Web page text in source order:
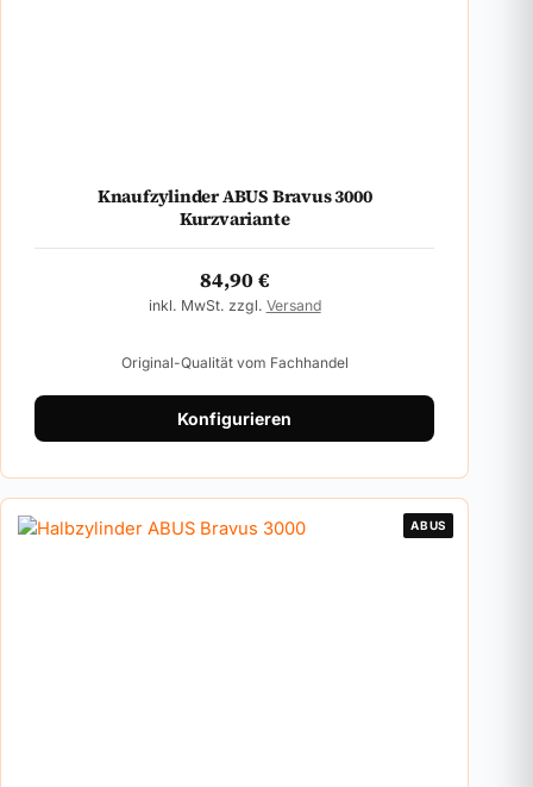
Knaufzylinder ABUS Bravus 3000
Kurzvariante
84,90€
inkl. MwSt. zzgl. Versand
Original-Qualität vom Fachhandel
Konfigurieren
ABUS